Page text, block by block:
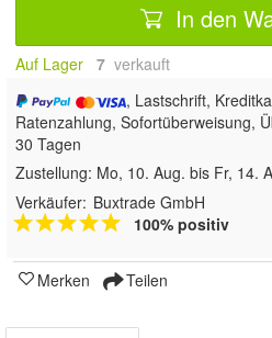
In den
Auf Lager 7 verkauft
, Lastschrift,
Ratenzahlung, Sofortüberweisung,
30 Tagen
Zustellung: Mo, 10. Aug. bis Fr, 14.
Verkäufer: Buxtrade GmbH
100% positiv
Merken Teilen